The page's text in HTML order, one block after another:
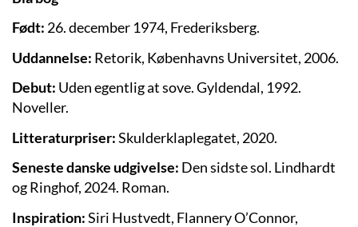
Født: 26. december 1974, Frederiksberg.
Uddannelse: Retorik, Københavns Universitet, 2006.
Debut: Uden egentlig at sove. Gyldendal, 1992.
Noveller.
Litteraturpriser:Skulderklaplegatet, 2020.
Seneste danske udgivelse: Den sidste sol. Lindhardt
og Ringhof, 2024. Roman.
Inspiration:Siri Hustvedt, Flannery O’Connor,